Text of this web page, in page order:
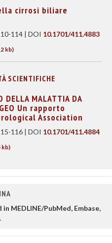
cirrosi biliare
114 | DOI 10.1701/411.4883
kb)
SCIENTIFICHE
DELLA MALATTIA DA
Un rapporto
Association
116 | DOI 10.1701/411.4884
kb)
MEDLINE/PubMed, Embase,